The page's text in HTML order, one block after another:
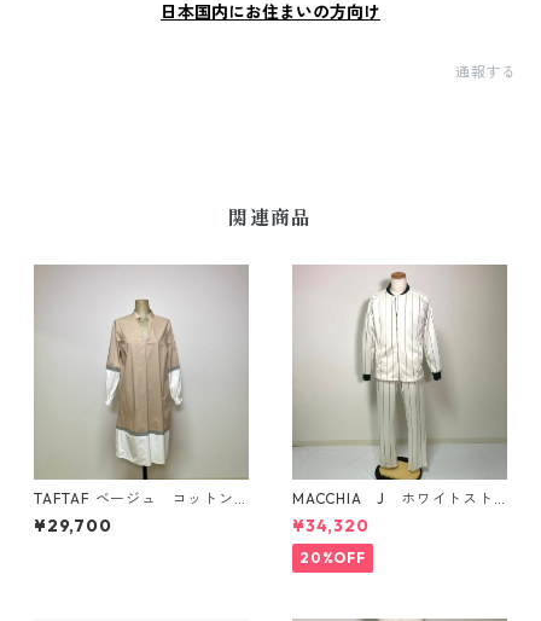
日本国内にお住まいの方向け
通報する
関連商品
TAFTAF ベージュ コットン
ワンピース イタリア製
¥29,700
MACCHIA J ホワイトスト
ライプ柄トラックジャケッ
ト イタリア製
¥34,320
20%OFF